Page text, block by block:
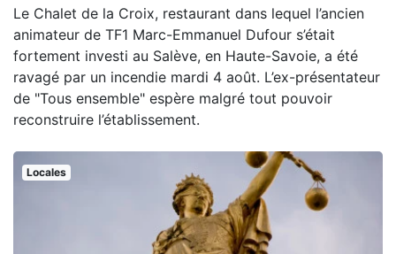
Le Chalet de la Croix, restaurant dans lequel l’ancien
animateur de TF1 Marc-Emmanuel Dufour s’était
fortement investi au Salève, en Haute-Savoie, a été
ravagé par un incendie mardi 4 août. L’ex-présentateur
de "Tous ensemble" espère malgré tout pouvoir
reconstruire l’établissement.
Locales